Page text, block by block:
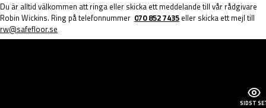
Du är alltid välkommen att ringa eller skicka ett meddelande till vår rådgivare
Robin Wickins. Ring på telefonnummer 070 852 7435 eller skicka ett mejl till
rw@safefloor.se
SIDST